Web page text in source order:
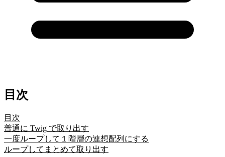
目次
目次
普通に Twig で取り出す
一度ループして１階層の連想配列にする
ループしてまとめて取り出す